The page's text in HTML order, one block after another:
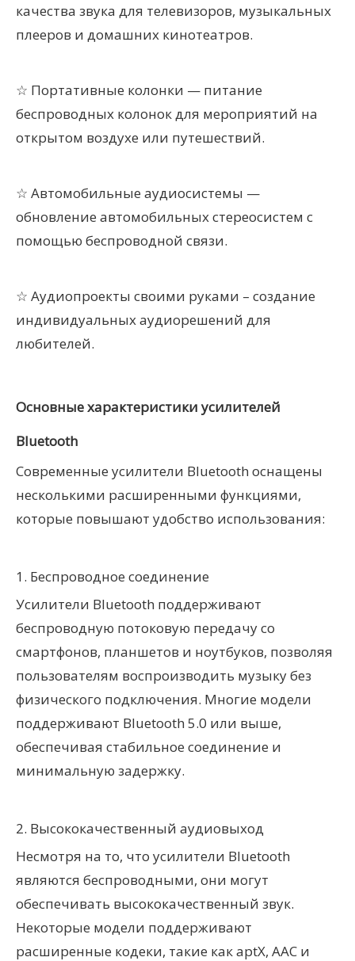
качества звука для телевизоров, музыкальных
плееров и домашних кинотеатров.
☆ Портативные колонки — питание
беспроводных колонок для мероприятий на
открытом воздухе или путешествий.
☆ Автомобильные аудиосистемы —
обновление автомобильных стереосистем с
помощью беспроводной связи.
☆ Аудиопроекты своими руками – создание
индивидуальных аудиорешений для
любителей.
Основные характеристики усилителей
Bluetooth
Современные усилители Bluetooth оснащены
несколькими расширенными функциями,
которые повышают удобство использования:
1. Беспроводное соединение
Усилители Bluetooth поддерживают
беспроводную потоковую передачу со
смартфонов, планшетов и ноутбуков, позволяя
пользователям воспроизводить музыку без
физического подключения. Многие модели
поддерживают Bluetooth 5.0 или выше,
обеспечивая стабильное соединение и
минимальную задержку.
2. Высококачественный аудиовыход
Несмотря на то, что усилители Bluetooth
являются беспроводными, они могут
обеспечивать высококачественный звук.
Некоторые модели поддерживают
расширенные кодеки, такие как aptX, AAC и